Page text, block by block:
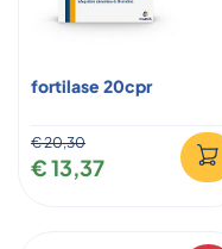
fortilase 20cpr
€ 20,30
€ 13,37